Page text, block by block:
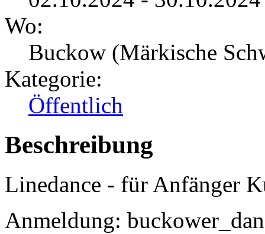
Wo:
Buckow (Märkische
Kategorie:
Öffentlich
Beschreibung
Linedance - für Anfänger
Anmeldung: